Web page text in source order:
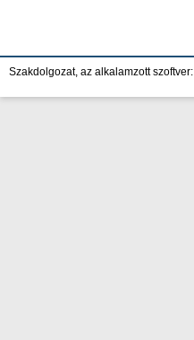
Szakdolgozat, az alkalamzott szoftver: